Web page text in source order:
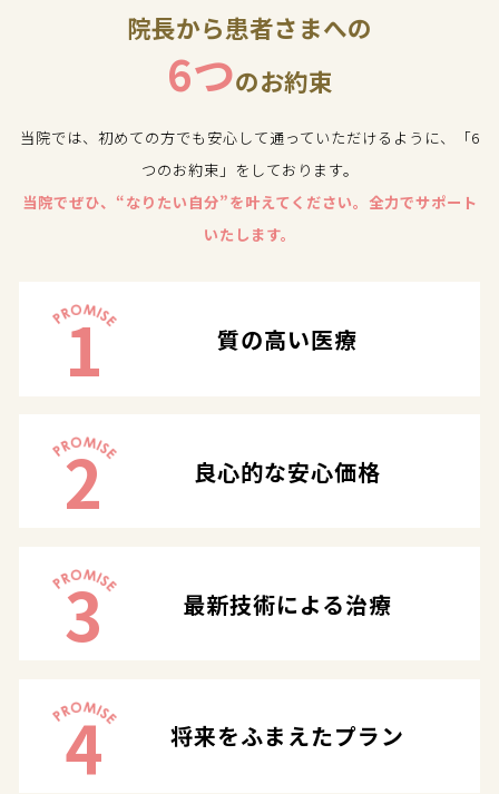
院長から患者さまへの
6つのお約束
当院では、初めての方でも安心して通っていただけるように、「6
つのお約束」をしております。
当院でぜひ、“なりたい自分”を叶えてください。全力でサポート
いたします。
1 質の高い医療
2 良心的な安心価格
3 最新技術による治療
4 将来をふまえたプラン